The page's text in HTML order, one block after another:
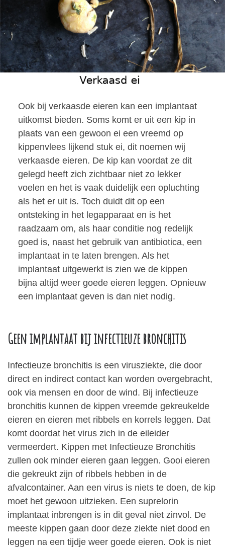
Ook bij verkaasde eieren kan een implantaat
uitkomst bieden. Soms komt er uit een kip in
plaats van een gewoon ei een vreemd op
kippenvlees lijkend stuk ei, dit noemen wij
verkaasde eieren. De kip kan voordat ze dit
gelegd heeft zich zichtbaar niet zo lekker
voelen en het is vaak duidelijk een opluchting
als het er uit is. Toch duidt dit op een
ontsteking in het legapparaat en is het
raadzaam om, als haar conditie nog redelijk
goed is, naast het gebruik van antibiotica, een
implantaat in te laten brengen. Als het
implantaat uitgewerkt is zien we de kippen
bijna altijd weer goede eieren leggen. Opnieuw
een implantaat geven is dan niet nodig.
Geen implantaat bij infectieuze bronchitis
Infectieuze bronchitis is een virusziekte, die door
direct en indirect contact kan worden overgebracht,
ook via mensen en door de wind. Bij infectieuze
bronchitis kunnen de kippen vreemde gekreukelde
eieren en eieren met ribbels en korrels leggen. Dat
komt doordat het virus zich in de eileider
vermeerdert. Kippen met Infectieuze Bronchitis
zullen ook minder eieren gaan leggen. Gooi eieren
die gekreukt zijn of ribbels hebben in de
afvalcontainer. Aan een virus is niets te doen, de kip
moet het gewoon uitzieken. Een suprelorin
implantaat inbrengen is in dit geval niet zinvol. De
meeste kippen gaan door deze ziekte niet dood en
leggen na een tijdje weer goede eieren. Ook is niet